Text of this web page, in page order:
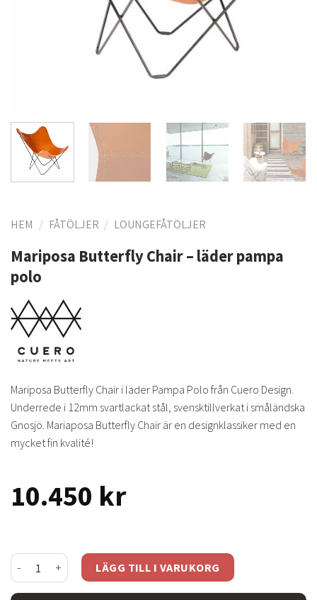
HEM / FÅTÖLJER / LOUNGEFÅTÖLJER
Mariposa Butterfly Chair – läder pampa
polo
Mariposa Butterfly Chair i läder Pampa Polo från Cuero Design.
Underrede i 12mm svartlackat stål, svensktillverkat i småländska
Gnosjö. Mariaposa Butterfly Chair är en designklassiker med en
mycket fin kvalité!
10.450 kr
Mariposa Butterfly Chair - läder pampa polo mängd
LÄGG TILL I VARUKORG